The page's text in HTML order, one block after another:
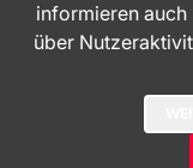
informieren
über